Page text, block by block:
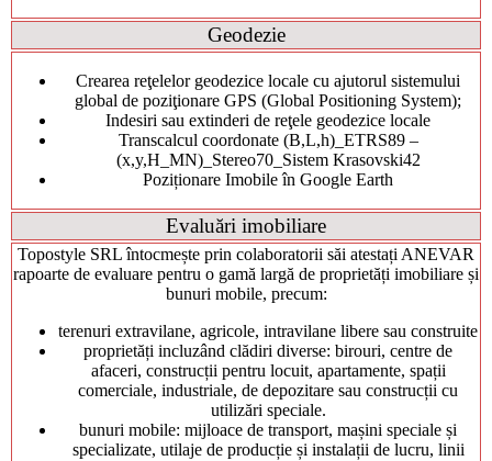
Geodezie
Crearea reţelelor geodezice locale cu ajutorul sistemului
global de poziţionare GPS (Global Positioning System);
Indesiri sau extinderi de reţele geodezice locale
Transcalcul coordonate (B,L,h)_ETRS89 –
(x,y,H_MN)_Stereo70_Sistem Krasovski42
Poziționare Imobile în Google Earth
Evaluări imobiliare
Topostyle SRL întocmește prin colaboratorii săi atestați ANEVAR
rapoarte de evaluare pentru o gamă largă de proprietăți imobiliare și
bunuri mobile, precum:
terenuri extravilane, agricole, intravilane libere sau construite
proprietăți incluzând clădiri diverse: birouri, centre de
afaceri, construcții pentru locuit, apartamente, spații
comerciale, industriale, de depozitare sau construcții cu
utilizări speciale.
bunuri mobile: mijloace de transport, mașini speciale și
specializate, utilaje de producție și instalații de lucru, linii